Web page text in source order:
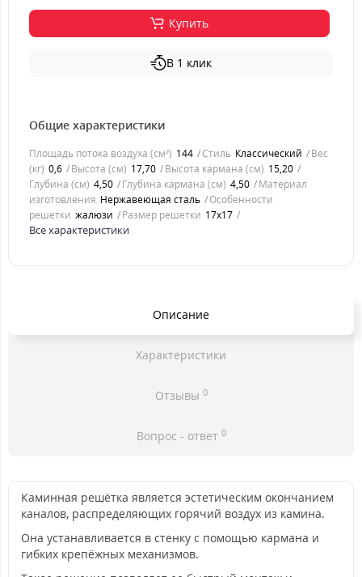
Купить
В 1 клик
Общие характеристики
Площадь потока воздуха (см²) 144 Стиль Классический
Вес
(кг) 0,6 Высота (см) 17,70 Высота кармана (см) 15,20
Глубина (см) 4,50 Глубина кармана (см) 4,50
Материал
изготовления Нержавеющая сталь
Особенности
решетки жалюзи Размер решетки 17x17
Все характеристики
Описание
Характеристики
Отзывы 0
Вопрос - ответ 0
Каминная решётка является эстетическим окончанием
каналов, распределяющих горячий воздух из камина.
Она устанавливается в стенку с помощью кармана и
гибких крепёжных механизмов.